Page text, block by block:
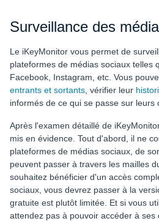
Surveillance des
Le iKeyMonitor vous permet de
plateformes de médias sociaux telles
Facebook, Instagram, etc. Vous
entrants et sortants , vérifier leur
informés de ce qui se passe sur leurs
Après l'examen détaillé de
mis en évidence. Tout d'abord, il ne
plateformes de médias sociaux, de
peuvent passer à travers les mailles
souhaitez bénéficier d'un accès
sociaux, vous devrez passer à la
gratuite est plutôt limitée. Et si vous
attendez pas à pouvoir accéder à ses